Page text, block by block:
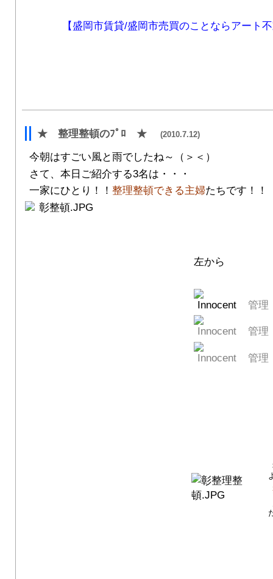
【盛岡市賃貸/盛岡市売買のことならアート
★ 整理整頓のﾌﾟﾛ ★ (2010.7.12)
今朝はすごい風と雨でしたね～（＞＜）
さて、本日ご紹介する3名は・・・
一家にひとり！！ 整理整頓できる主婦たちです！！
左から
管
管理
管理